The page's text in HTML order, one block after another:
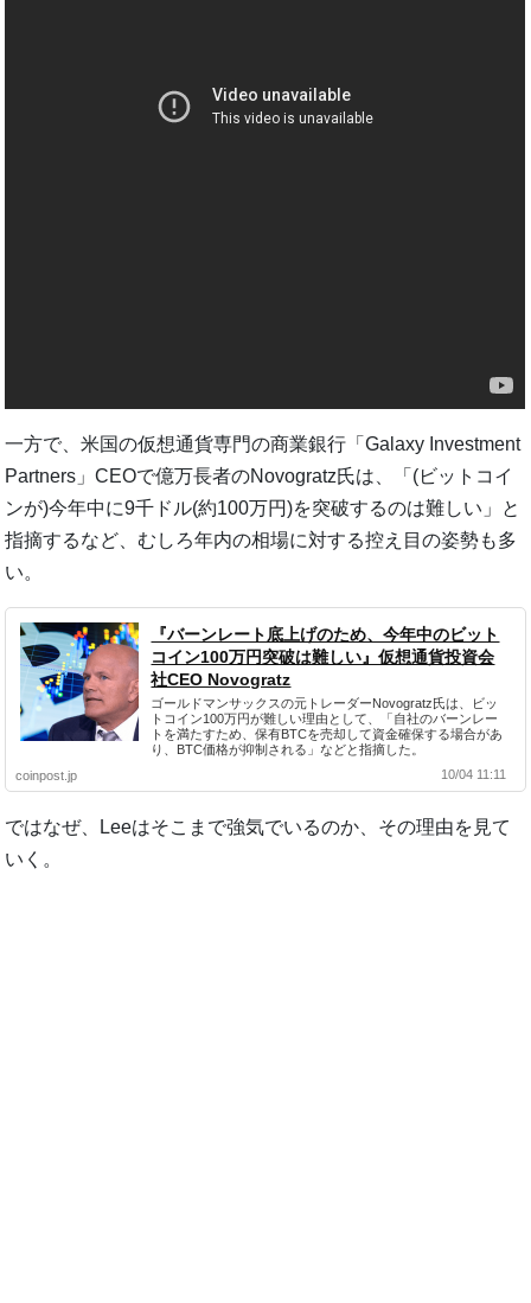
一方で、米国の仮想通貨専門の商業銀行「Galaxy Investment
Partners」CEOで億万長者のNovogratz氏は、「(ビットコイ
ンが)今年中に9千ドル(約100万円)を突破するのは難しい」と
指摘するなど、むしろ年内の相場に対する控え目の姿勢も多
い。
『バーンレート底上げのため、今年中のビット
コイン100万円突破は難しい』仮想通貨投資会
社CEO Novogratz
ゴールドマンサックスの元トレーダーNovogratz氏は、ビッ
トコイン100万円が難しい理由として、「自社のバーンレー
トを満たすため、保有BTCを売却して資金確保する場合があ
り、BTC価格が抑制される」などと指摘した。
coinpost.jp
10/04 11:11
ではなぜ、Leeはそこまで強気でいるのか、その理由を見て
いく。